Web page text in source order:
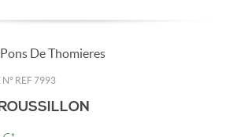
REF 7993